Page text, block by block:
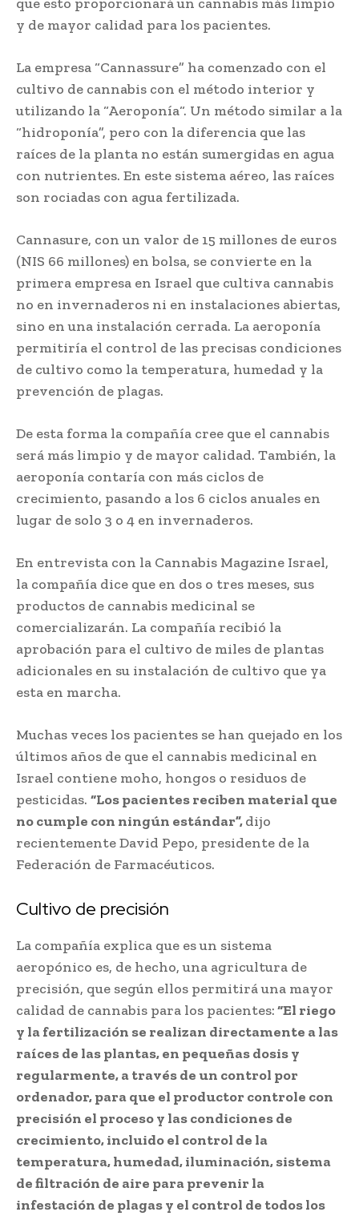
y de mayor calidad para los pacientes.
La empresa “Cannassure” ha comenzado con el
cultivo de cannabis con el método interior y
utilizando la “Aeroponía“. Un método similar a la
“hidroponía”, pero con la diferencia que las
raíces de la planta no están sumergidas en agua
con nutrientes. En este sistema aéreo, las raíces
son rociadas con agua fertilizada.
Cannasure, con un valor de 15 millones de euros
(NIS 66 millones) en bolsa, se convierte en la
primera empresa en Israel que cultiva cannabis
no en invernaderos ni en instalaciones abiertas,
sino en una instalación cerrada. La aeroponía
permitiría el control de las precisas condiciones
de cultivo como la temperatura, humedad y la
prevención de plagas.
De esta forma la compañía cree que el cannabis
será más limpio y de mayor calidad. También, la
aeroponía contaría con más ciclos de
crecimiento, pasando a los 6 ciclos anuales en
lugar de solo 3 o 4 en invernaderos.
En entrevista con la Cannabis Magazine Israel,
la compañía dice que en dos o tres meses, sus
productos de cannabis medicinal se
comercializarán. La compañía recibió la
aprobación para el cultivo de miles de plantas
adicionales en su instalación de cultivo que ya
esta en marcha.
Muchas veces los pacientes se han quejado en los
últimos años de que el cannabis medicinal en
Israel contiene moho, hongos o residuos de
pesticidas. “Los pacientes reciben material que
no cumple con ningún estándar”,dijo
recientemente David Pepo, presidente de la
Federación de Farmacéuticos.
Cultivo de precisión
La compañía explica que es un sistema
aeropónico es, de hecho, una agricultura de
precisión, que según ellos permitirá una mayor
calidad de cannabis para los pacientes:“El riego
y la fertilización se realizan directamente a las
raíces de las plantas, en pequeñas dosis y
regularmente, a través de un control por
ordenador, para que el productor controle con
precisión el proceso y las condiciones de
crecimiento, incluido el control de la
temperatura, humedad, iluminación, sistema
de filtración de aire para prevenir la
infestación de plagas y el control de todos los